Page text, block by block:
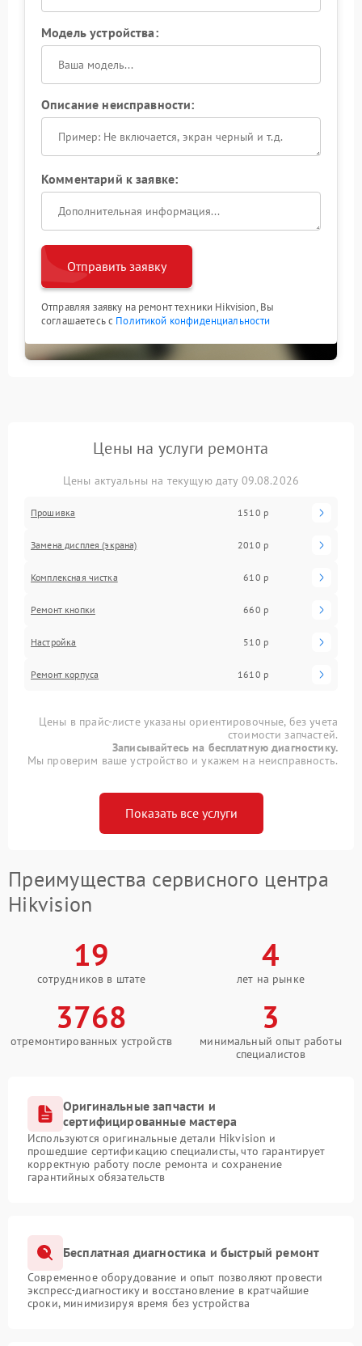
Модель устройства:
Описание неисправности:
Комментарий к заявке:
Отправить заявку
Отправляя заявку на ремонт техники Hikvision, Вы
соглашаетесь с Политикой конфиденциальности
Цены на услуги ремонта
Цены актуальны на текущую дату 09.08.2026
Прошивка 1510 р
Замена дисплея (экрана) 2010 р
Комплексная чистка 610 р
Ремонт кнопки 660 р
Настройка 510 р
Ремонт корпуса 1610 р
Цены в прайс-листе указаны ориентировочные, без учета
стоимости запчастей.
Записывайтесь на бесплатную диагностику.
Мы проверим ваше устройство и укажем на неисправность.
Показать все услуги
Преимущества сервисного центра
Hikvision
19
сотрудников в штате
4
лет на рынке
3768
отремонтированных устройств
3
минимальный опыт работы
специалистов
Оригинальные запчасти и
сертифицированные мастера
Используются оригинальные детали Hikvision и
прошедшие сертификацию специалисты, что гарантирует
корректную работу после ремонта и сохранение
гарантийных обязательств
Бесплатная диагностика и быстрый ремонт
Современное оборудование и опыт позволяют провести
экспресс-диагностику и восстановление в кратчайшие
сроки, минимизируя время без устройства